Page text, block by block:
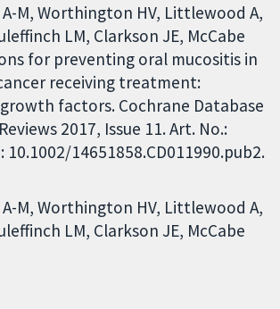
A-M, Worthington HV, Littlewood A,
LM, Clarkson JE, McCabe
for preventing oral mucositis in
receiving treatment:
factors. Cochrane Database
2017, Issue 11. Art. No.:
10.1002/14651858.CD011990.pub2.
M Worthington HV Littlewood A
LM Clarkson JE McCabe